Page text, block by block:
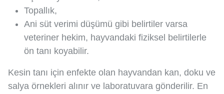
Topallık,
Ani süt verimi düşümü gibi belirtiler varsa
veteriner hekim, hayvandaki fiziksel belirtilerle
ön tanı koyabilir.
Kesin tanı için enfekte olan hayvandan kan, doku ve
salya örnekleri alınır ve laboratuvara gönderilir. En